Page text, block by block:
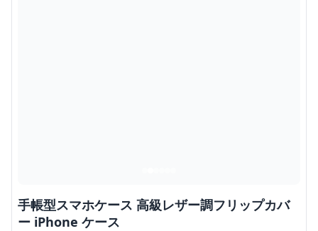
手帳型スマホケース 高級レザー調フリップカバ
ー iPhone ケース